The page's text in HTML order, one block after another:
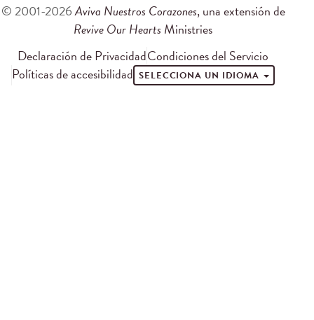
© 2001-2026Aviva Nuestros Corazones, una extensión de
Revive Our Hearts Ministries
Declaración de PrivacidadCondiciones del Servicio
Políticas de accesibilidad SELECCIONA UN IDIOMA